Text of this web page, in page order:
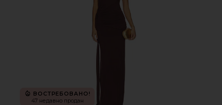
ВОСТРЕБОВАНО!
47 недавно продан